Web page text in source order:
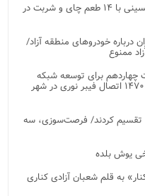
پذیرایی متفاوت و باشکوه از عزاداران حسینی با ۱۴ طعم چای و شربت در
خودروهای منطقه آزاد/
ممنوع
دولت چهاردهم برای توسعه شبکه
تلفن همراه و فیبر نوری در آمل/ برقراری ۱۴۷۰ اتصال فیبر نوری در شهر
تقسیم کردند/ فرصت‌سوزی، سه
یوش بلده
به قلم شعبان آزادی کناری